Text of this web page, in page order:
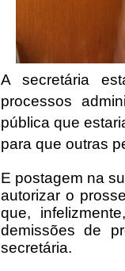
A secretária
processos
pública que
para que outras
E postagem na
autorizar o
que,
demissões de
secretária.